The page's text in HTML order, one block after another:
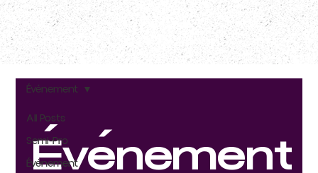
All Posts
Semi-Pro
Événement
Événement
Événement